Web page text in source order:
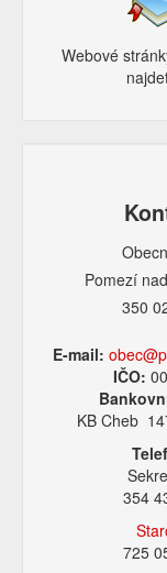
Webové
Pomezí
350
E-mail:
IČO:
KB Cheb
354
725